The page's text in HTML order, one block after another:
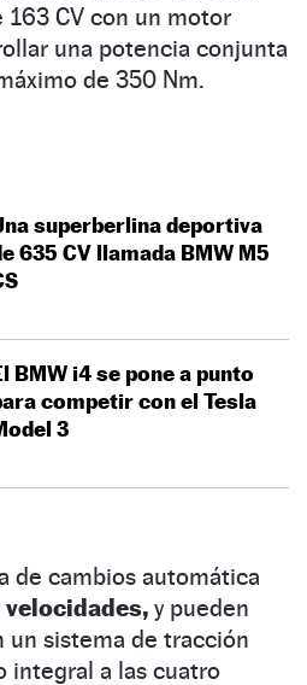
CV con un motor
una potencia conjunta
de 350 Nm.
superberlina deportiva
635 CV llamada BMW M5
BMW i4 se pone a punto
competir con el Tesla
3
de cambios automática
y pueden
un sistema de tracción
integral a las cuatro